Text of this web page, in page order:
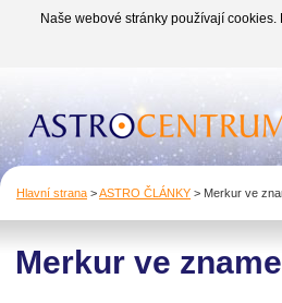
Naše webové stránky používají
Hlavní strana >ASTRO ČLÁNKY > Merkur ve
Merkur ve